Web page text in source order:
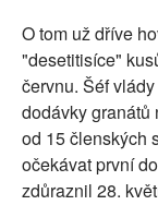
O tom už dříve
"desetitisíce"
červnu. Šéf
dodávky granátů
od 15 členských
očekávat první
zdůraznil 28.